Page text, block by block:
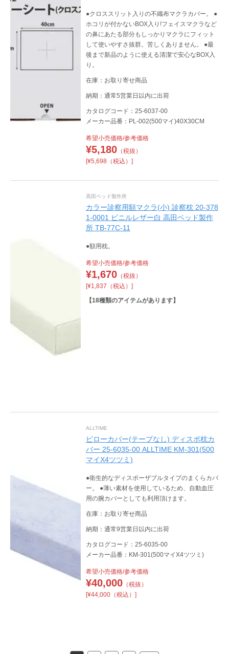
●クロススリット入りの不織布マクラカバー。 ●
ホコリが付かないBOX入り!フェイスマクラなど
の鼻にあたる部分もしっかりマクラにフィット
して使いやすさ抜群。苦しくありません。 ●最
後まで新品のように使える清潔で安心なBOX入
り。
在庫：お取り寄せ商品
納期：通常5営業日以内に出荷
カタログコード：25-6037-00
メーカー品番：PL-002(500マイ)40X30CM
希望小売価格/参考価格
¥5,180（税抜）
[¥5,698（税込）]
高田ベッド製作所
カラー診察用額マクラ(小) 診察枕 20-378
1-0001 ビニルレザー白 高田ベッド製作
所 TB-77C-11
●額用枕。
希望小売価格/参考価格
¥1,670（税抜）
[¥1,837（税込）]
【18種類のアイテムがあります】
ALLTIME
ピローカバー(テープなし) ディスポ枕カ
バー 25-6035-00 ALLTIME KM-301(500
マイX4ツツミ)
●衛生的なディスポーザブルタイプのまくらカバ
ー。 ●薄い素材を使用しているため、自動血圧
用の腕カバーとしても利用頂けます。
在庫：お取り寄せ商品
納期：通常9営業日以内に出荷
カタログコード：25-6035-00
メーカー品番：KM-301(500マイX4ツツミ)
希望小売価格/参考価格
¥40,000（税抜）
[¥44,000（税込）]